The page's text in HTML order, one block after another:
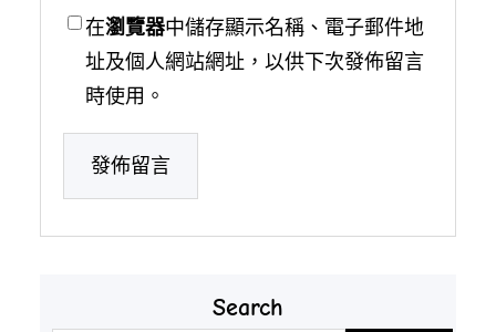
在瀏覽器中儲存顯示名稱、電子郵件地
址及個人網站網址，以供下次發佈留言
時使用。
Search